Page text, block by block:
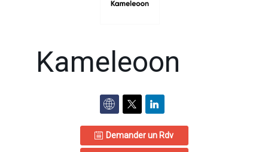
Kameleoon
Demander un Rdv